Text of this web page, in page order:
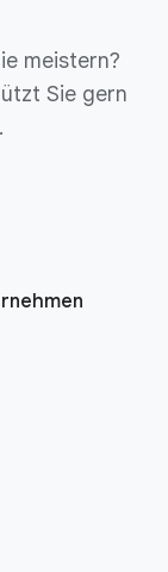
meistern?
Sie gern